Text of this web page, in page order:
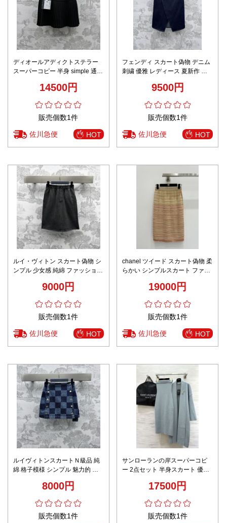
ディオールアディクトステラー
スーパーコピー 半身 simple 通勤
ース ブラック14500円
販売個数1件
佐川急便 HOT
フェンディ スカート偽物 デニム
刺繍 優雅 レディース 夏新作 品
9500円
販売個数1件
佐川急便 HOT
ルイ・ヴィトン スカート偽物 シ
ンプル 少女感 純綿 ファッション
9000円
販売個数1件
佐川急便 HOT
chanel ツイード スカート偽物 柔
らかい シンプルスカート ファッ
19000円
販売個数1件
佐川急便 HOT
ルイヴィトンスカートＮ級品 純
綿 格子模様 シンプル 魅力的 フ
8000円
販売個数1件
サンローランの岸スーパーコピ
ー 2点セット 半身スカート 優雅
17500円
販売個数1件